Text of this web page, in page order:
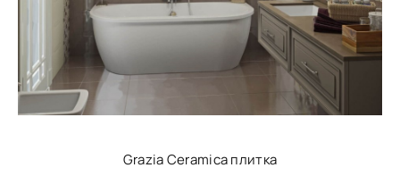
Grazia Ceramica плитка